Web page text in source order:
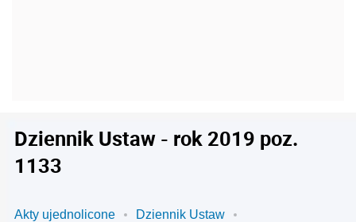
Dziennik Ustaw - rok 2019 poz.
1133
Akty ujednolicone
Dziennik Ustaw